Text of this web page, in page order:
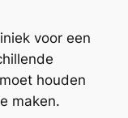
voor een
houden
maken.